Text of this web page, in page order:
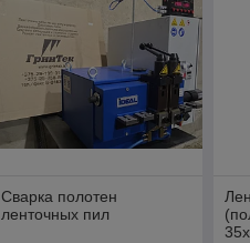
Сварка полотен
ленточных пил